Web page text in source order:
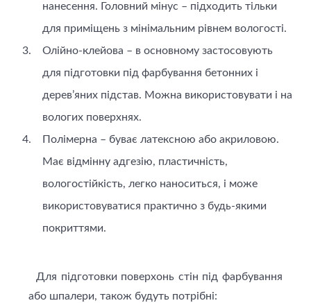
нанесення. Головний мінус – підходить тільки
для приміщень з мінімальним рівнем вологості.
Олійно-клейова – в основному застосовують
для підготовки під фарбування бетонних і
дерев’яних підстав. Можна використовувати і на
вологих поверхнях.
Полімерна – буває латексною або акриловою.
Має відмінну адгезію, пластичність,
вологостійкість, легко наноситься, і може
використовуватися практично з будь-якими
покриттями.
Для підготовки поверхонь стін під фарбування
або шпалери, також будуть потрібні: